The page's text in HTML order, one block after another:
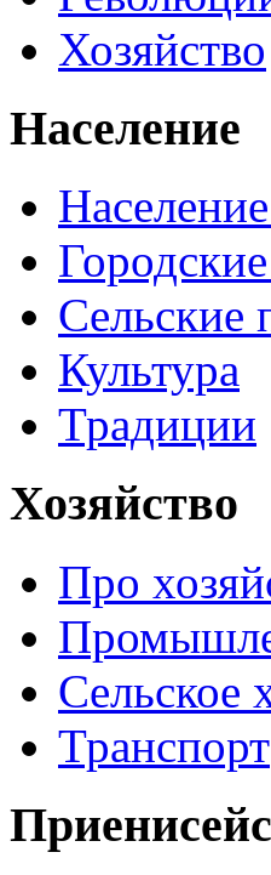
Хозяйство
Население
Сельские
Культура
Традиции
Хозяйство
Про
Сельское
Транспорт